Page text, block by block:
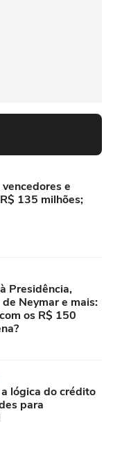
e
135 milhões;
Presidência,
Neymar e mais:
os R$ 150
lógica do crédito
para